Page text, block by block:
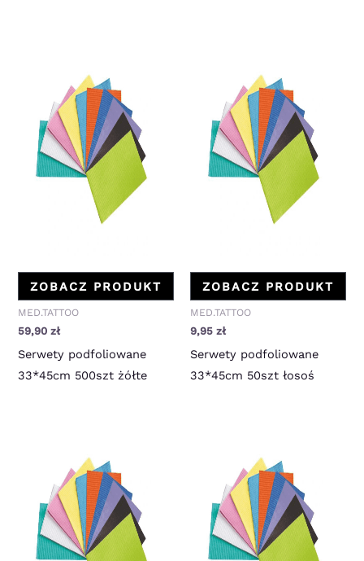
ZOBACZ PRODUKT
MED.TATTOO
59,90zł
Serwety podfoliowane
33*45cm 500szt żółte
ZOBACZ PRODUKT
MED.TATTOO
9,95 zł
Serwety podfoliowane
33*45cm 50szt łosoś